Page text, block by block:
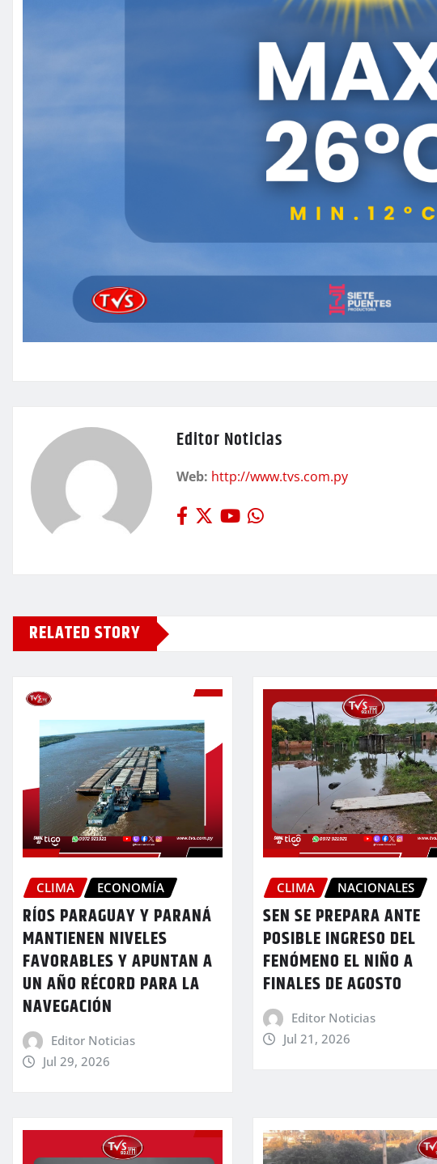
Editor Noticias
Web: http://www.tvs.com.py
RELATED STORY
CLIMA ECONOMÍA
RÍOS PARAGUAY Y PARANÁ
MANTIENEN NIVELES
FAVORABLES Y APUNTAN A
UN AÑO RÉCORD PARA LA
NAVEGACIÓN
Editor Noticias
Jul 29, 2026
CLIMA NACIONALES
SEN SE PREPARA ANTE
POSIBLE INGRESO DEL
FENÓMENO EL NIÑO A
FINALES DE AGOSTO
Editor Noticias
Jul 21, 2026